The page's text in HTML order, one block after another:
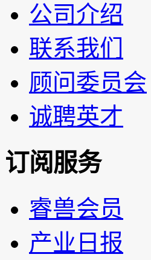
公司介绍
联系我们
顾问委员会
诚聘英才
订阅服务
睿兽会员
产业日报